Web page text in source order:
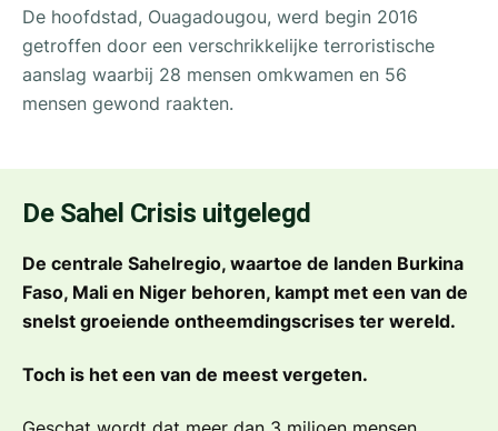
De hoofdstad, Ouagadougou, werd begin 2016
getroffen door een verschrikkelijke terroristische
aanslag waarbij 28 mensen omkwamen en 56
mensen gewond raakten.
De Sahel Crisis uitgelegd
De centrale Sahelregio, waartoe de landen Burkina
Faso, Mali en Niger behoren, kampt met een van de
snelst groeiende ontheemdingscrises ter wereld.
Toch is het een van de meest vergeten.